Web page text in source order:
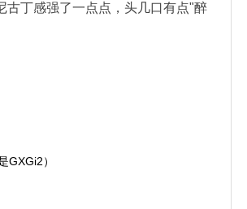
古丁感强了一点点，头几口有点"醉
GXGi2）